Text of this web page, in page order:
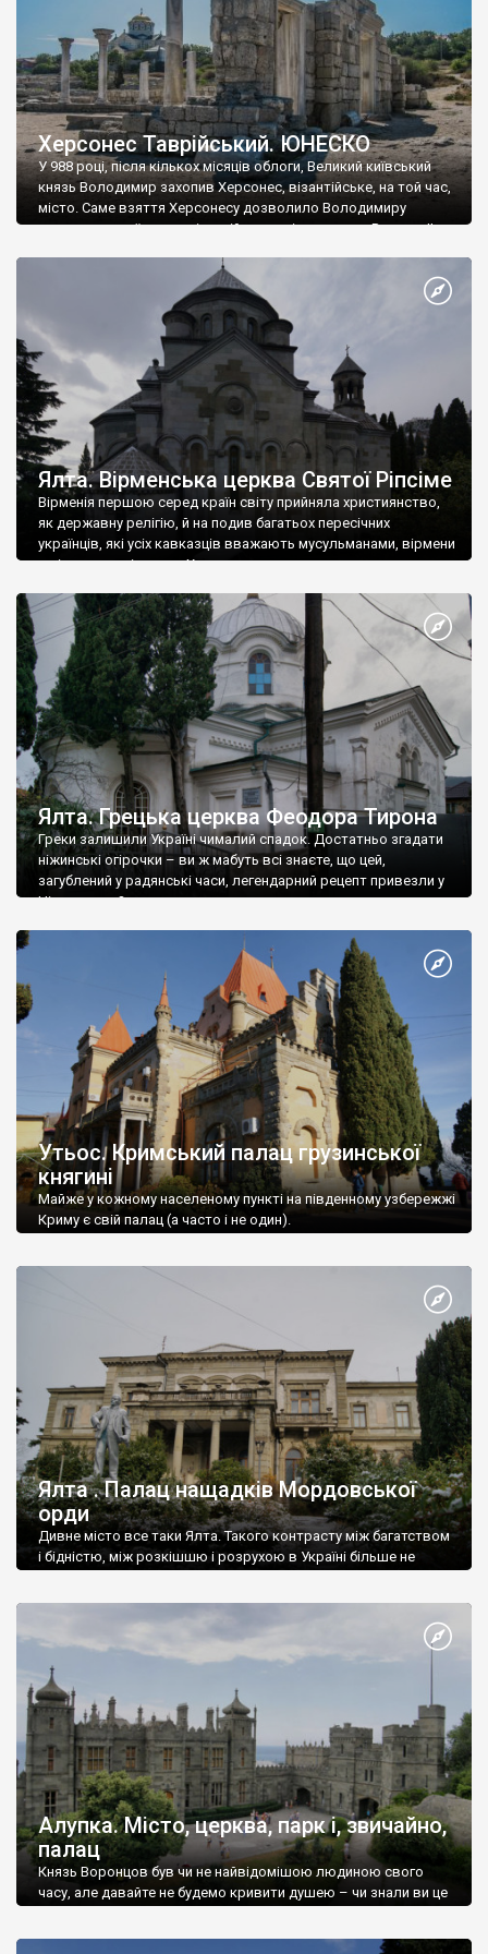
Херсонес Таврійський. ЮНЕСКО
У 988 році, після кількох місяців облоги, Великий київський
князь Володимир захопив Херсонес, візантійське, на той час,
місто. Саме взяття Херсонесу дозволило Володимиру
диктувати свої умови візантійському імператору Василю ІІ, та
Херсонесі Володимир-язичник, став Василем-християнином.
А потім було Хрещення Русі. На честь Херсонесу Таврійського
Ялта. Вірменська церква Святої Ріпсіме
Вірменія першою серед країн світу прийняла християнство,
як державну релігію, й на подив багатьох пересічних
українців, які усіх кавказців вважають мусульманами, вірмени
є відданими вірянами Христа
Ялта. Грецька церква Феодора Тирона
Греки залишили Україні чималий спадок. Достатньо згадати
ніжинські огірочки – ви ж мабуть всі знаєте, що цей,
загублений у радянські часи, легендарний рецепт привезли у
Ніжин греки?
Утьос. Кримський палац грузинської
княгині
Майже у кожному населеному пункті на південному узбережжі
Криму є свій палац (а часто і не один).
Ялта . Палац нащадків Мордовської
орди
Дивне місто все таки Ялта. Такого контрасту між багатством
і бідністю, між розкішшю і розрухою в Україні більше не
Алупка. Місто, церква, парк і, звичайно,
палац
Князь Воронцов був чи не найвідомішою людиною свого
часу, але давайте не будемо кривити душею – чи знали ви це